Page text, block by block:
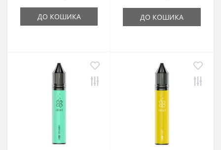
ДО КОШИКА ДО КОШИКА